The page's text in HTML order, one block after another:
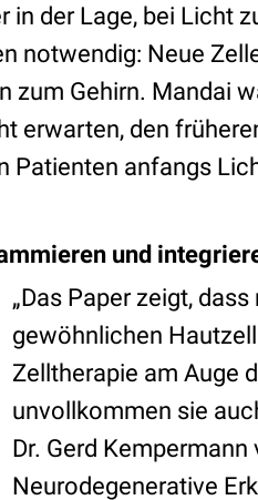
in der Lage, bei Licht
notwendig: Neue
zum Gehirn. Mandai
erwarten, den
Patienten anfangs
und
„Das Paper zeigt,
gewöhnlichen
Zelltherapie am Auge
unvollkommen sie
Dr. Gerd
Neurodegenerative